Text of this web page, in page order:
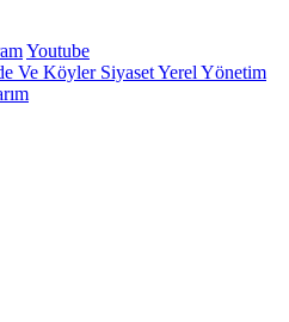
Youtube
Ve KöylerSiyasetYerel Yönetim